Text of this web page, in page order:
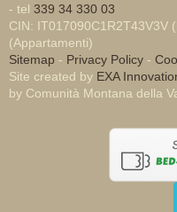
- tel 339 34 330 03
CIN: IT017090C1R2T43V3V
(Appartamenti)
Sitemap - Privacy Policy -
Site created by EXA
by Comunità Montana della